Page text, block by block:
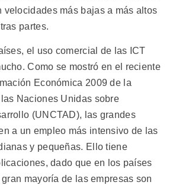
velocidades más bajas a más altos
partes.
el uso comercial de las ICT
Como se mostró en el reciente
Económica 2009 de la
Naciones Unidas sobre
(UNCTAD), las grandes
a un empleo más intensivo de las
y pequeñas. Ello tiene
dado que en los países
mayoría de las empresas son